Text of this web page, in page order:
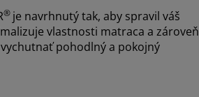
® je navrhnutý tak, aby spravil váš
vlastnosti matraca a zároveň
pohodlný a pokojný